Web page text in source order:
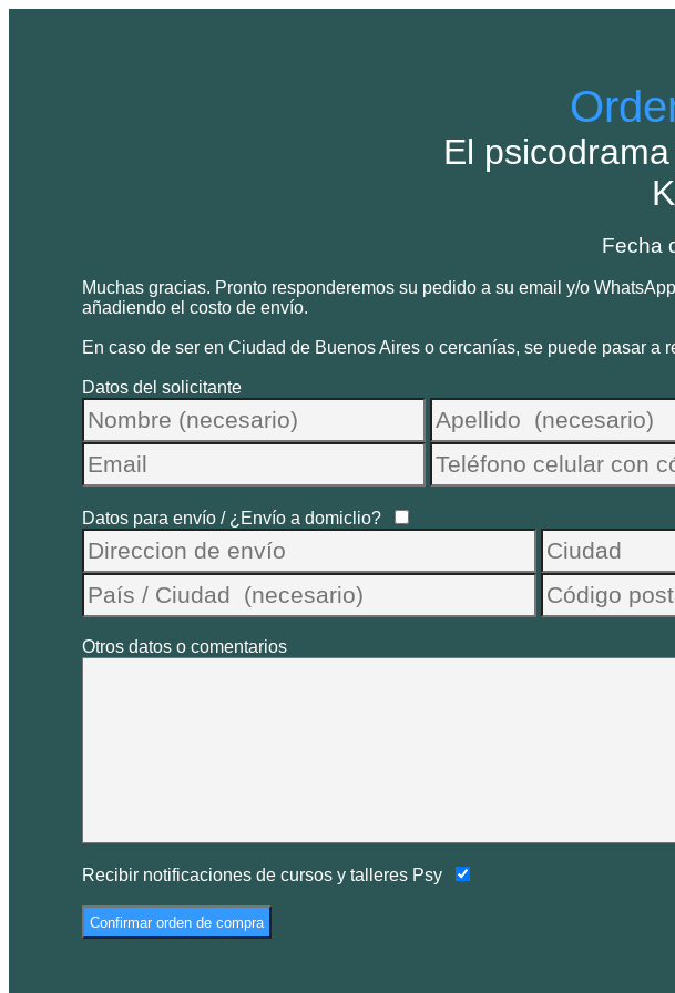
El
Fecha
Muchas gracias. Pronto responderemos su pedido a su email y/o
añadiendo el costo de envío.
En caso de ser en Ciudad de Buenos Aires o cercanías, se puede pasar a
Datos del solicitante
Datos para envío / ¿Envío a domiclio?
Otros datos o comentarios
Recibir notificaciones de cursos y talleres Psy